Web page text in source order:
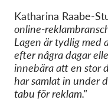
Katharina Raabe-
online-
Lagen är tydlig med
efter några dagar
innebära att en stor
har samlat in under
tabu för reklam."